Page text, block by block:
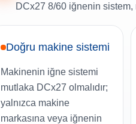
DCx27 8/60 iğnenin sistem,
Doğru makine sistemi
Makinenin iğne sistemi
mutlaka DCx27 olmalıdır;
yalnızca makine
markasına veya iğnenin